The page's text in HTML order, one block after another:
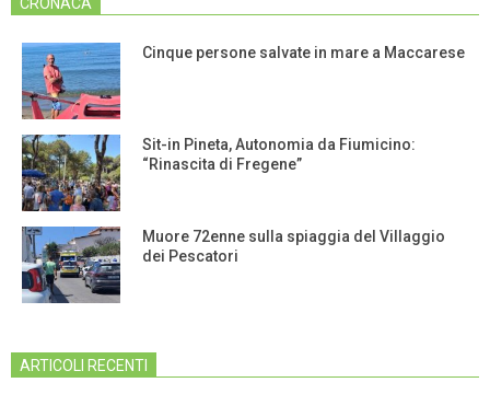
Cinque persone salvate in mare a Maccarese
Sit-in Pineta, Autonomia da Fiumicino:
“Rinascita di Fregene”
Muore 72enne sulla spiaggia del Villaggio
dei Pescatori
ARTICOLI RECENTI